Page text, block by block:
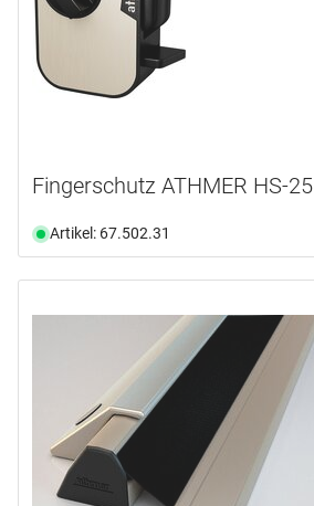
Fingerschutz ATHMER HS-25
Artikel: 67.502.31